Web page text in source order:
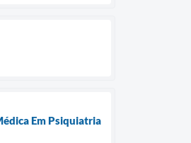
Em Psiquiatria